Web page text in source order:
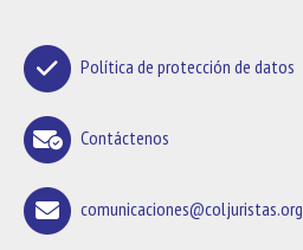
Política de protección de datos
Contáctenos
comunicaciones@coljuristas.org